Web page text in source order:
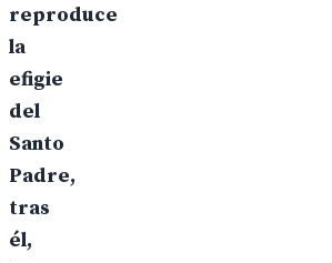
reproduce
la
efigie
del
Santo
Padre,
tras
él,